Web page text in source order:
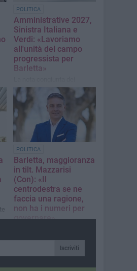
POLITICA
Amministrative 2027,
Sinistra Italiana e
Verdi: «Lavoriamo
all'unità del campo
progressista per
Barletta»
segretari cittadini
POLITICA
Barletta, maggioranza
in tilt. Mazzarisi
(Con): «Il
centrodestra se ne
faccia una ragione,
non ha i numeri per
governare»
comunale
Iscriviti